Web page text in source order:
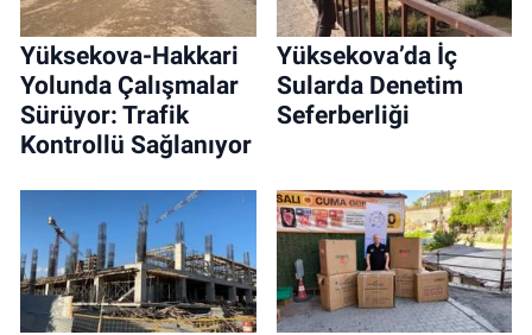
Yüksekova-Hakkari
Yolunda Çalışmalar
Sürüyor: Trafik
Kontrollü Sağlanıyor
Yüksekova’da İç
Sularda Denetim
Seferberliği